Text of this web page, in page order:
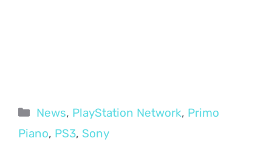
Categorie
News, PlayStation Network, Primo
Piano, PS3, Sony